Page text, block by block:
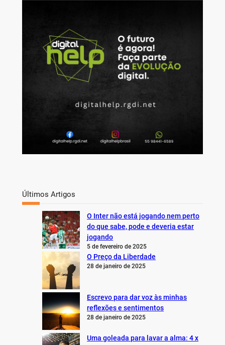
Últimos Artigos
O Inter não está jogando nem perto
do que sabe, pode e deveria estar
jogando
5 de fevereiro de 2025
O Preço da Liberdade
28 de janeiro de 2025
Escrevo para dar voz às minhas
reflexões e sentimentos
28 de janeiro de 2025
Uma goleada para lavar a alma: 4 x